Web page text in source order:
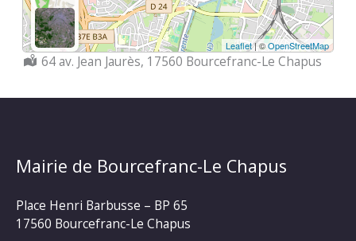
Leaflet| ©OpenStreetMap
Localisation :
64 av. Jean Jaurès, 17560 Bourcefranc-Le Chapus
Mairie de Bourcefranc-Le Chapus
Place Henri Barbusse – BP 65
17560 Bourcefranc-Le Chapus